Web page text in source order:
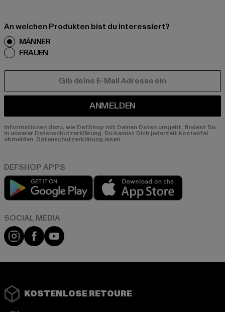
An welchen Produkten bist du interessiert?
MÄNNER
FRAUEN
ANMELDEN
Informationen dazu, wie DefShop mit Deinen Daten umgeht, findest Du
in unserer Datenschutzerklärung. Du kannst Dich jederzeit kostenfei
abmelden. Datenschutzerklärung lesen.
Play market
Instagram
FacebookYouTube
KOSTENLOSE RETOURE